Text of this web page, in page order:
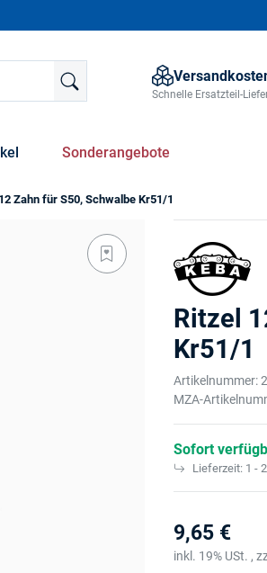
Schnelle Ersatzteil-
Sonderangebote
Zahn für S50, Schwalbe Kr51/1
Ritzel
Kr51/1
Artikelnummer:
MZA-
Sofort
Lieferzeit: 1 -
9,65 €
inkl. 19% USt. ,